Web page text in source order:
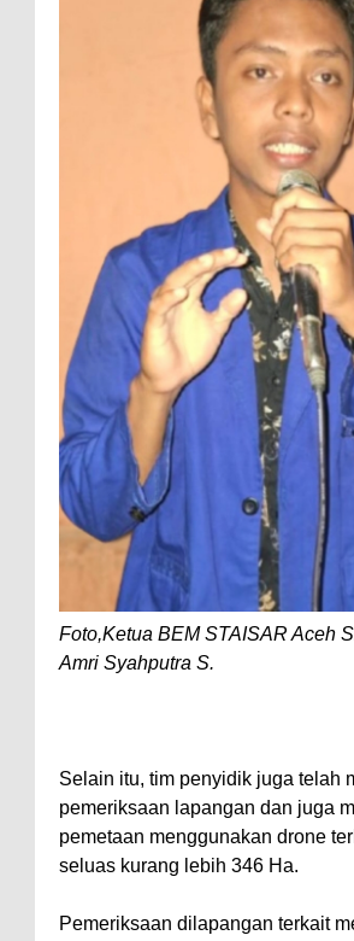
Foto,Ketua BEM STAISAR Aceh
Amri Syahputra S.
Selain itu, tim penyidik juga telah
pemeriksaan lapangan dan juga
pemetaan menggunakan drone
seluas kurang lebih 346 Ha.
Pemeriksaan dilapangan terkait